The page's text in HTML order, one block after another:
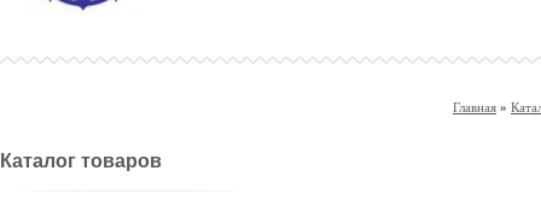
Главная »
Каталог товаров